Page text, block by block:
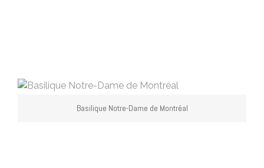
Basilique Notre-Dame de Montréal